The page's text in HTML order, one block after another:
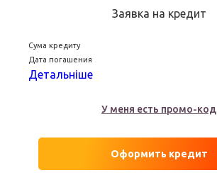
Заявка на кредит
Сума кредиту
Дата погашения
Детальніше
У меня есть промо-код
Оформить кредит